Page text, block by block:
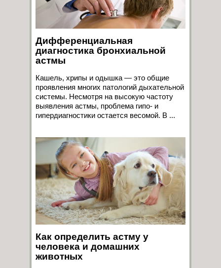
Дифференциальная
диагностика бронхиальной
астмы
Кашель, хрипы и одышка — это общие
проявления многих патологий дыхательной
системы. Несмотря на высокую частоту
выявления астмы, проблема гипо- и
гипердиагностики остается весомой. В ...
Как определить астму у
человека и домашних
животных